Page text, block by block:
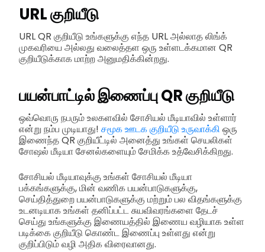
URL குறியீடு
URL QR குறியீடு உங்களுக்கு எந்த URL அல்லாத லிங்க்
முகவரியை அல்லது வலைத்தள ஒரு உள்ளடக்கமான QR
குறியீடுக்காக மாற்ற அனுமதிக்கின்றது.
பயன்பாட்டில் இணைப்பு QR குறியீடு
ஒவ்வொரு நபரும் உலகளவில் சோசியல் மீடியாவில் உள்ளார்
என்று நம்ப முடியாது! சமூக ஊடக குறியீடு உருவாக்கி ஒரு
இணைந்த QR குறியீட்டில் அனைத்து உங்கள் செயலிகள்
சோஷல் மீடியா சேனல்களையும் சேமிக்க உத்வேசிக்கிறது.
சோசியல் மீடியாவுக்கு உங்கள் சோசியல் மீடியா
பக்கங்களுக்கு, மின் வணிக பயன்பாடுகளுக்கு,
செய்தித்துறை பயன்பாடுகளுக்கு மற்றும் பல விதங்களுக்கு
உடனடியாக உங்கள் தனிப்பட்ட சுயவிவரங்களை தேடச்
செய்து உங்களுக்கு இணையத்தில் இணைய வழியாக உள்ள
படிக்கை குறியீடு கொண்ட இணைப்பு உள்ளது என்று
குறிப்பிடும் வழி அதிக விரைவானது.